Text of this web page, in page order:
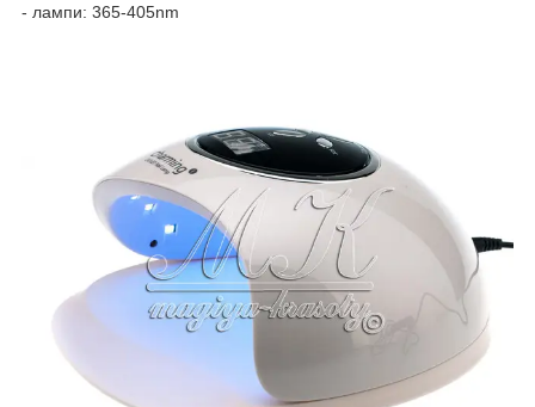
- лампи: 365-405nm